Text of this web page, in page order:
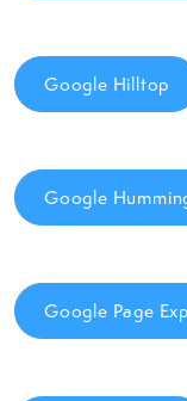
Google Hilltop
Google
Google Page